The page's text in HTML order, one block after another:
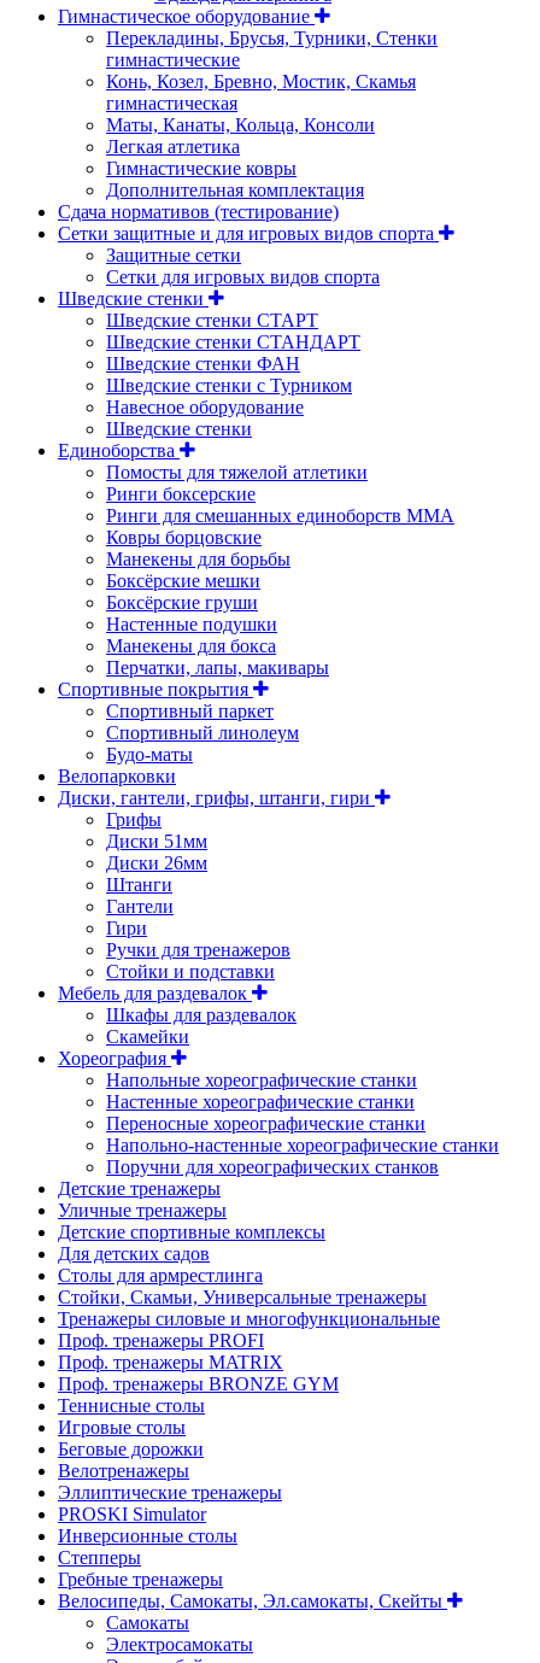
Гимнастическое оборудование
Перекладины, Брусья, Турники, Стенки
гимнастические
Конь, Козел, Бревно, Мостик, Скамья
гимнастическая
Маты, Канаты, Кольца, Консоли
Легкая атлетика
Гимнастические ковры
Дополнительная комплектация
Сдача нормативов (тестирование)
Сетки защитные и для игровых видов спорта
Защитные сетки
Сетки для игровых видов спорта
Шведские стенки
Шведские стенки СТАРТ
Шведские стенки СТАНДАРТ
Шведские стенки ФАН
Шведские стенки с Турником
Навесное оборудование
Шведские стенки
Единоборства
Помосты для тяжелой атлетики
Ринги боксерские
Ринги для смешанных единоборств ММА
Ковры борцовские
Манекены для борьбы
Боксёрские мешки
Боксёрские груши
Настенные подушки
Манекены для бокса
Перчатки, лапы, макивары
Спортивные покрытия
Спортивный паркет
Спортивный линолеум
Будо-маты
Велопарковки
Диски, гантели, грифы, штанги, гири
Грифы
Диски 51мм
Диски 26мм
Штанги
Гантели
Гири
Ручки для тренажеров
Стойки и подставки
Мебель для раздевалок
Шкафы для раздевалок
Скамейки
Хореография
Напольные хореографические станки
Настенные хореографические станки
Переносные хореографические станки
Напольно-настенные хореографические станки
Поручни для хореографических станков
Детские тренажеры
Уличные тренажеры
Детские спортивные комплексы
Для детских садов
Столы для армрестлинга
Стойки, Скамьи, Универсальные тренажеры
Тренажеры силовые и многофункциональные
Проф. тренажеры PROFI
Проф. тренажеры MATRIX
Проф. тренажеры BRONZE GYM
Теннисные столы
Игровые столы
Беговые дорожки
Велотренажеры
Эллиптические тренажеры
PROSKI Simulator
Инверсионные столы
Степперы
Гребные тренажеры
Велосипеды, Самокаты, Эл.самокаты, Скейты
Самокаты
Электросамокаты